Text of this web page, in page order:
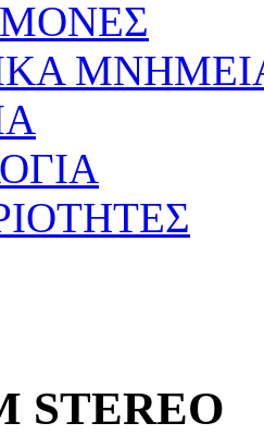
ΜΟΝΕΣ
STEREO